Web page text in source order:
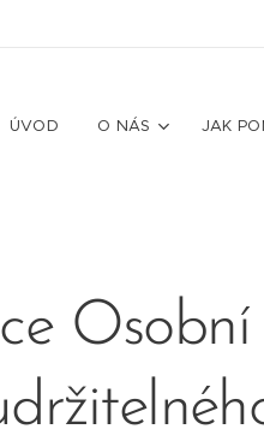
ÚVOD O NÁS JAK
Osobní